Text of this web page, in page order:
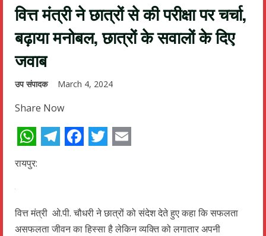
वित्त मंत्री ने छात्रों से की परीक्षा पर चर्चा,
बढ़ाया मनोबल, छात्रों के सवालों के दिए
जवाब
उप संपादक March 4, 2024
Share Now
WhatsApp
रायपुर:
वित्त मंत्री ओ.पी. चौधरी ने छात्रों को संदेश देते हुए कहा कि सफलता
असफलता जीवन का हिस्सा है लेकिन व्यक्ति को लगातार अपनी